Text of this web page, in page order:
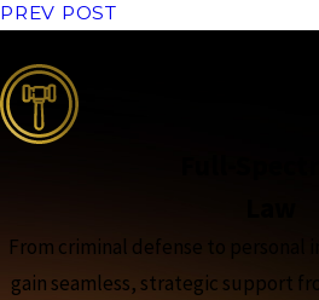
PREV POST
From criminal defense to personal
gain seamless, strategic support